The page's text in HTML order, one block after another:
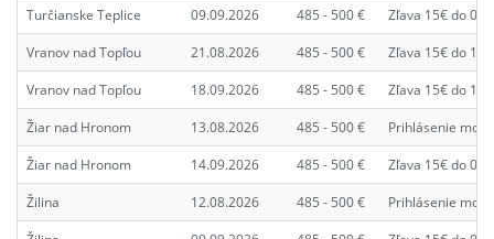
Turčianske Teplice
09.09.2026 485 - 500 €
Zľava 15€ do
Vranov nad Topľou
21.08.2026 485 - 500 €
Zľava 15€ do
Vranov nad Topľou
18.09.2026 485 - 500 €
Zľava 15€ do
Žiar nad Hronom
13.08.2026 485 - 500 €
Prihlásenie
Žiar nad Hronom
14.09.2026 485 - 500 €
Zľava 15€ do
Žilina
12.08.2026 485 - 500 €
Prihlásenie